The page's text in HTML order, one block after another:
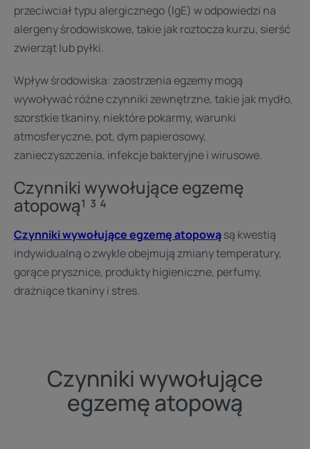
przeciwciał typu alergicznego (IgE) w odpowiedzi na
alergeny środowiskowe, takie jak roztocza kurzu, sierść
zwierząt lub pyłki.
Wpływ środowiska: zaostrzenia egzemy mogą
wywoływać różne czynniki zewnętrzne, takie jak mydło,
szorstkie tkaniny, niektóre pokarmy, warunki
atmosferyczne, pot, dym papierosowy,
zanieczyszczenia, infekcje bakteryjne i wirusowe.
Czynniki wywołujące egzemę
atopową¹ ³ ⁴
Czynniki wywołujące egzemę atopowąsą kwestią
indywidualną o zwykle obejmują zmiany temperatury,
gorące prysznice, produkty higieniczne, perfumy,
drażniące tkaniny i stres.
Czynniki wywołujące
egzemę atopową